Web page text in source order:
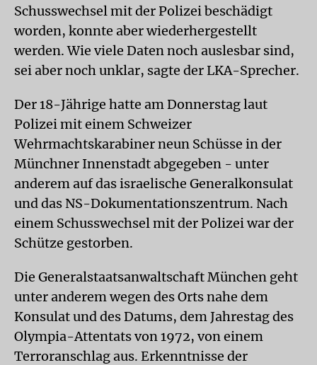
Schusswechsel mit der Polizei beschädigt
worden, konnte aber wiederhergestellt
werden. Wie viele Daten noch auslesbar sind,
sei aber noch unklar, sagte der LKA-Sprecher.
Der 18-Jährige hatte am Donnerstag laut
Polizei mit einem Schweizer
Wehrmachtskarabiner neun Schüsse in der
Münchner Innenstadt abgegeben - unter
anderem auf das israelische Generalkonsulat
und das NS-Dokumentationszentrum. Nach
einem Schusswechsel mit der Polizei war der
Schütze gestorben.
Die Generalstaatsanwaltschaft München geht
unter anderem wegen des Orts nahe dem
Konsulat und des Datums, dem Jahrestag des
Olympia-Attentats von 1972, von einem
Terroranschlag aus. Erkenntnisse der